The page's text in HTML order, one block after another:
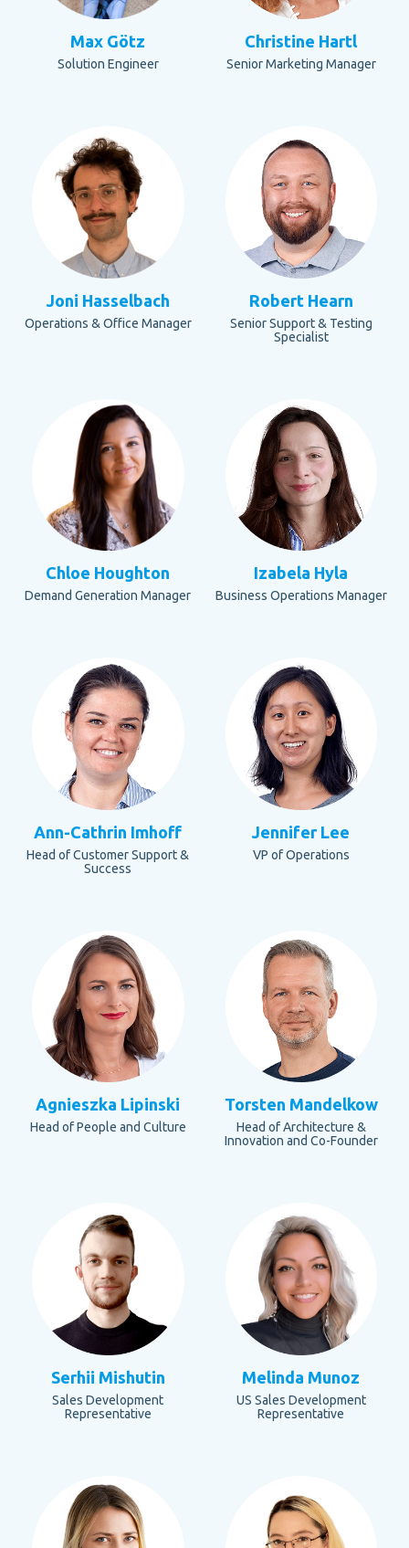
Max Götz
Solution Engineer
Christine Hartl
Senior Marketing Manager
Joni Hasselbach
Operations & Office Manager
Robert Hearn
Senior Support & Testing
Specialist
Chloe Houghton
Demand Generation Manager
Izabela Hyla
Business Operations Manager
Ann-Cathrin Imhoff
Head of Customer Support &
Success
Jennifer Lee
VP of Operations
Agnieszka Lipinski
Head of People and Culture
Torsten Mandelkow
Head of Architecture &
Innovation and Co-Founder
Serhii Mishutin
Sales Development
Representative
Melinda Munoz
US Sales Development
Representative